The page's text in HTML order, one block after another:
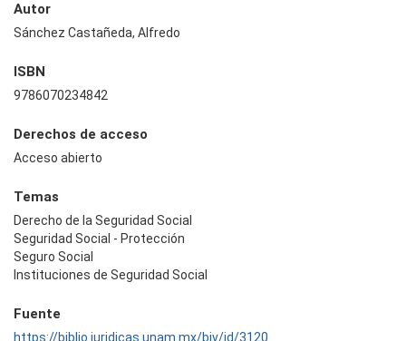
Autor
Sánchez Castañeda, Alfredo
ISBN
9786070234842
Derechos de acceso
Acceso abierto
Temas
Derecho de la Seguridad Social
Seguridad Social - Protección
Seguro Social
Instituciones de Seguridad Social
Fuente
https://biblio.juridicas.unam.mx/bjv/id/3120